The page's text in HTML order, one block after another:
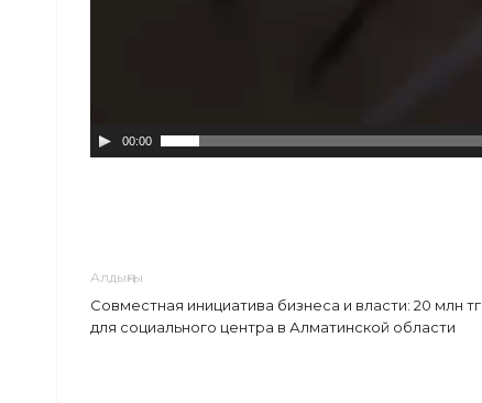
00:00
Алдыңғы
Совместная инициатива бизнеса и власти: 20 млн тг
для социального центра в Алматинской области